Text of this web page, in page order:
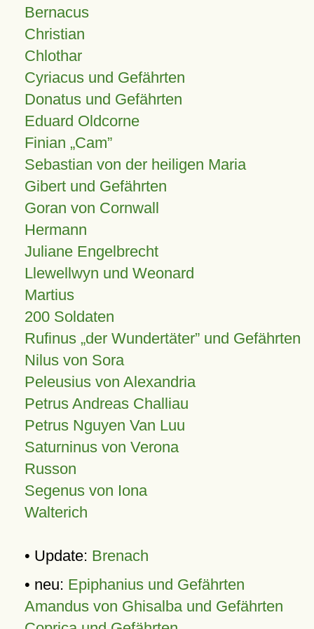
Bernacus
Christian
Chlothar
Cyriacus und Gefährten
Donatus und Gefährten
Eduard Oldcorne
Finian Cam
Sebastian von der heiligen Maria
Gibert und Gefährten
Goran von Cornwall
Hermann
Juliane Engelbrecht
Llewellwyn und Weonard
Martius
200 Soldaten
Rufinus „der Wundertäter” und Gefährten
Nilus von Sora
Peleusius von Alexandria
Petrus Andreas Challiau
Petrus Nguyen Van Luu
Saturninus von Verona
Russon
Segenus von Iona
Walterich
• Update: Brenach
• neu: Epiphanius und Gefährten
Amandus von Ghisalba und Gefährten